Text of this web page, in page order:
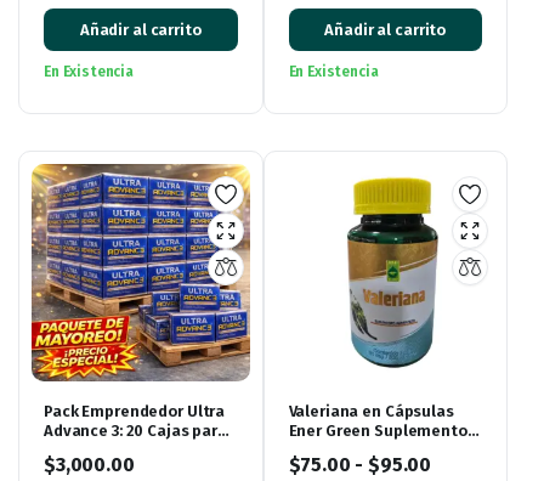
Añadir al carrito
En Existencia
Añadir al carrito
En Existencia
Pack Emprendedor Ultra
Advance 3: 20 Cajas para
$3,000.00
Valeriana en Cápsulas
Ener Green Suplemento
$75.00 -$95.00